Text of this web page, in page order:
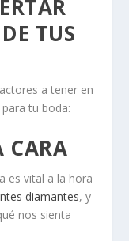
TUS
a tener en
tu boda:
CARA
es vital a la hora
diamantes, y
nos sienta